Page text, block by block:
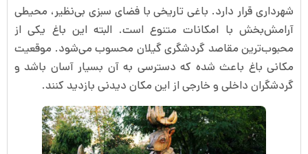
شهرداری قرار دارد. باغی تاریخی با فضای سبزی بی‌نظیر، محیطی
آرامش‌بخش با امکانات متنوع است. البته این باغ یکی از
محبوب‌ترین مقاصد گردشگری گیلان محسوب می‌شود. موقعیت
مکانی باغ باعث شده که دسترسی به آن بسیار آسان باشد و
گردشگران داخلی و خارجی از این مکان دیدنی بازدید کنند.